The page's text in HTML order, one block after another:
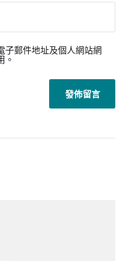
子郵件地址及個人網站網
。